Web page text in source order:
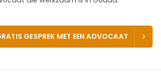
GESPREK MET EEN ADVOCAAT